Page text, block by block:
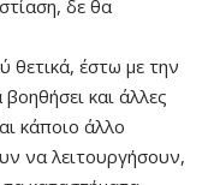
δε θα
θετικά, έστω με την
και άλλες
κάποιο άλλο
να λειτουργήσουν,